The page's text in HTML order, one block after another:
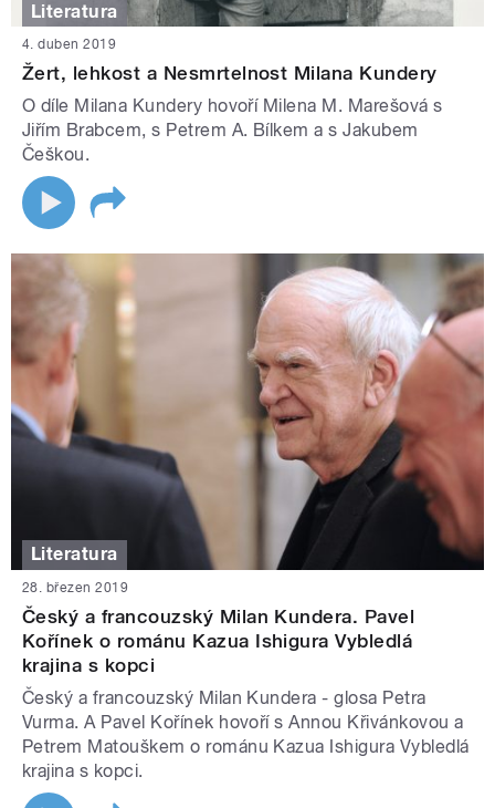
Literatura
4. duben 2019
Žert, lehkost a Nesmrtelnost Milana Kundery
O díle Milana Kundery hovoří Milena M. Marešová s
Jiřím Brabcem, s Petrem A. Bílkem a s Jakubem
Češkou.
Literatura
28. březen 2019
Český a francouzský Milan Kundera. Pavel
Kořínek o románu Kazua Ishigura Vybledlá
krajina s kopci
Český a francouzský Milan Kundera - glosa Petra
Vurma. A Pavel Kořínek hovoří s Annou Křivánkovou a
Petrem Matouškem o románu Kazua Ishigura Vybledlá
krajina s kopci.